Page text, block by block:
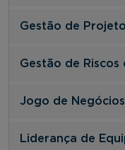
Gestão de
Gestão de
Jogo de Negócios
Liderança de